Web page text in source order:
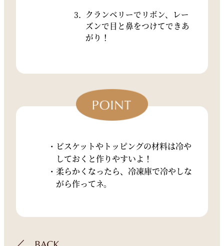
クランベリーでリボン、レー
ズンで目と鼻をつけてできあ
がり！
ビスケットやトッピングの材料は冷や
しておくと作りやすいよ！
柔らかくなったら、冷凍庫で冷やしな
がら作ってネ。